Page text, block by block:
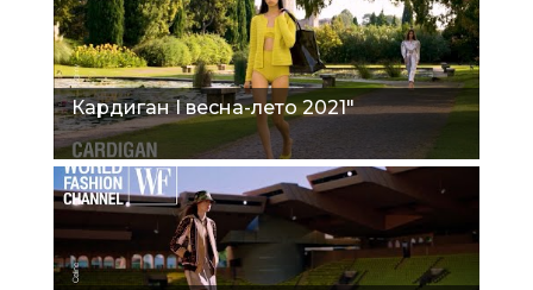
Кардиган I весна-лето 2021"